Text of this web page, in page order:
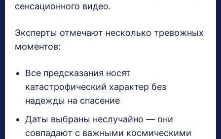
сенсационного видео.
Эксперты отмечают несколько тревожных
моментов:
Все предсказания носят
катастрофический характер без
надежды на спасение
Даты выбраны неслучайно — они
совпадают с важными космическими